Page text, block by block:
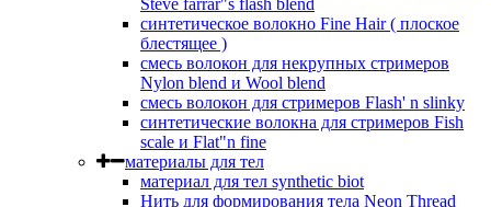
Steve farrar"s flash blend
синтетическое волокно Fine Hair ( плоское
блестящее )
смесь волокон для некрупных стримеров
Nylon blend и Wool blend
смесь волокон для стримеров Flash' n slinky
синтетические волокна для стримеров Fish
scale и Flat"n fine
материалы для тел
материал для тел synthetic biot
Нить для формирования тела Neon Thread